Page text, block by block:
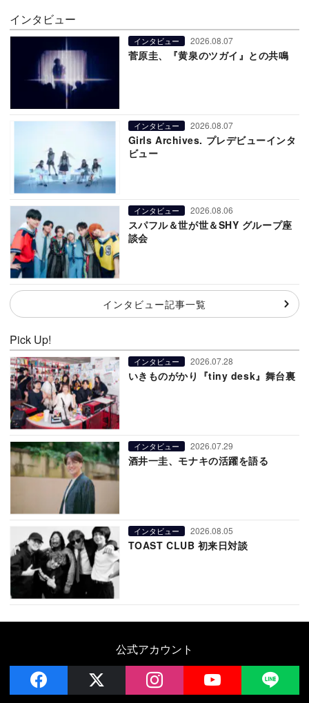
インタビュー
インタビュー 2026.08.07
菅原圭、『黄泉のツガイ』との共鳴
インタビュー 2026.08.07
Girls Archives. プレデビューインタ
ビュー
インタビュー 2026.08.06
スパフル＆世が世＆SHY グループ座
談会
インタビュー記事一覧
Pick Up!
インタビュー 2026.07.28
いきものがかり『tiny desk』舞台裏
インタビュー 2026.07.29
酒井一圭、モナキの活躍を語る
インタビュー 2026.08.05
TOAST CLUB 初来日対談
公式アカウント
facebook instagram YouTube